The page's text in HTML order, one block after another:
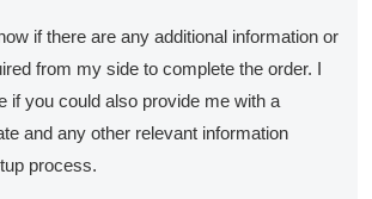
if there are any additional information or
from my side to complete the order. I
if you could also provide me with a
and any other relevant information
process.